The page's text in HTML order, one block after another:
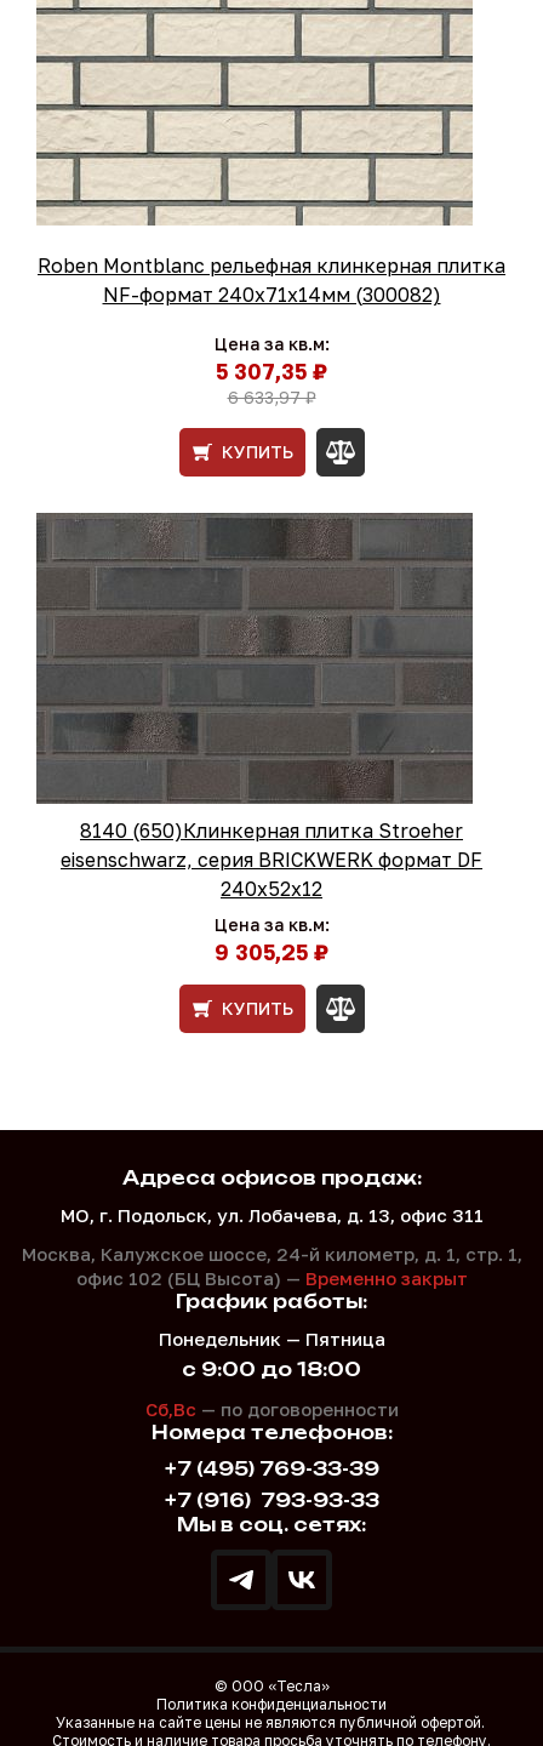
Roben Montblanc рельефная клинкерная плитка
NF-формат 240x71x14мм (300082)
Цена за кв.м:
5 307,35 ₽
6 633,97 ₽
КУПИТЬ
8140 (650)Клинкерная плитка Stroeher
eisenschwarz, серия BRICKWERK формат DF
240х52х12
Цена за кв.м:
9 305,25 ₽
КУПИТЬ
Адреса офисов продаж:
МО, г. Подольск, ул. Лобачева, д. 13, офис 311
Москва, Калужское шоссе, 24-й километр, д. 1, стр. 1,
офис 102 (БЦ Высота) — Временно закрыт
Номера телефонов:
+7 (495) 769-33-39
+7 (916) 793-93-33
График работы:
Понедельник — Пятница
с 9:00 до 18:00
Сб,Вс — по договоренности
Мы в соц. сетях:
© ООО «Тесла»
Политика конфиденциальности
Указанные на сайте цены не являются публичной офертой.
Стоимость и наличие товара просьба уточнять по телефону.